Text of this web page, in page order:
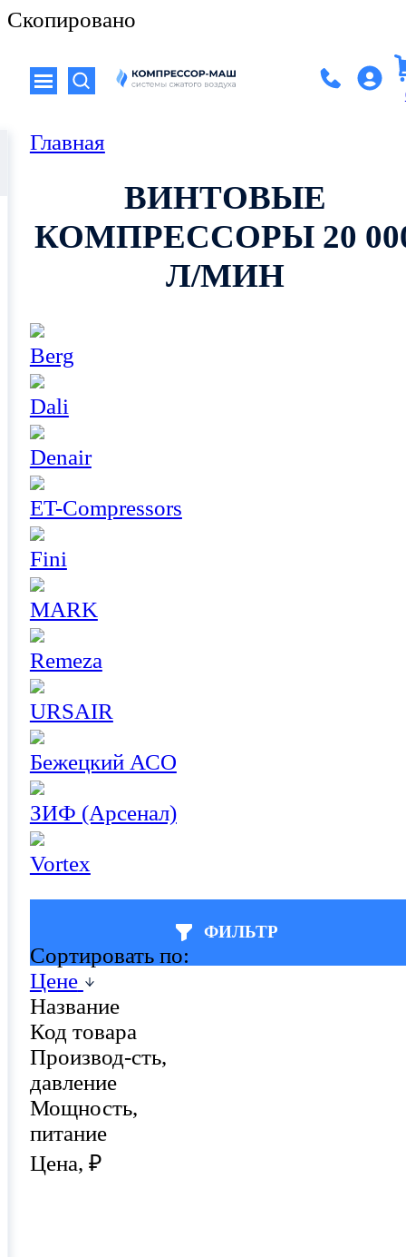
Скопировано
Главная
ВИНТОВЫЕ
КОМПРЕССОРЫ 20
Л/МИН
Berg
Dali
Denair
ET-Compressors
Fini
MARK
Remeza
URSAIR
Бежецкий АСО
ЗИФ (Арсенал)
Vortex
ФИЛЬТР
Сортировать по:
Цене
Название
Код товара
Производ-сть,
давление
Мощность,
питание
Цена, ₽